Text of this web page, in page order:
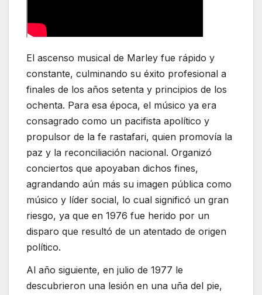
El ascenso musical de Marley fue rápido y
constante, culminando su éxito profesional a
finales de los años setenta y principios de los
ochenta. Para esa época, el músico ya era
consagrado como un pacifista apolítico y
propulsor de la fe rastafari, quien promovía la
paz y la reconciliación nacional. Organizó
conciertos que apoyaban dichos fines,
agrandando aún más su imagen pública como
músico y líder social, lo cual significó un gran
riesgo, ya que en 1976 fue herido por un
disparo que resultó de un atentado de origen
político.
Al año siguiente, en julio de 1977 le
descubrieron una lesión en una uña del pie,